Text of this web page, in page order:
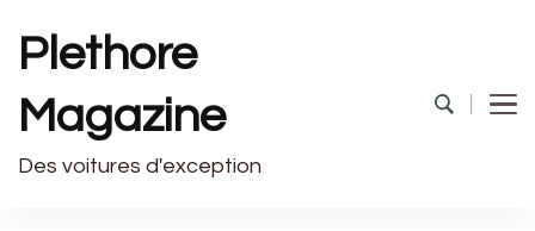
Plethore
Magazine
Des voitures d'exception